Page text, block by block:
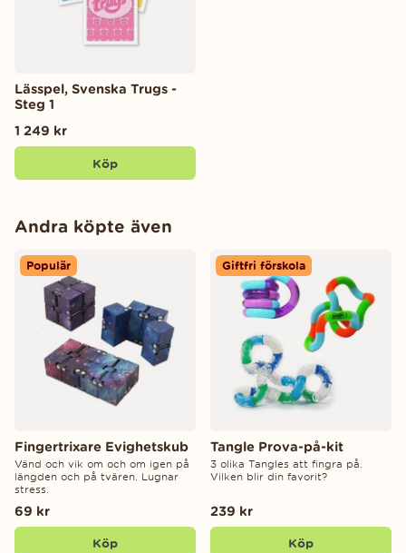
Lässpel, Svenska Trugs -
Steg 1
1 249 kr
Köp
Andra köpte även
Populär
Fingertrixare Evighetskub
Vänd och vik om och om igen på
längden och på tvären. Lugnar
stress.
69 kr
Köp
Giftfri förskola
Tangle Prova-på-kit
3 olika Tangles att fingra på.
Vilken blir din favorit?
239 kr
Köp